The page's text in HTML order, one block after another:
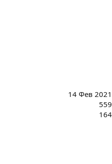
14 Фев 2021
559
164